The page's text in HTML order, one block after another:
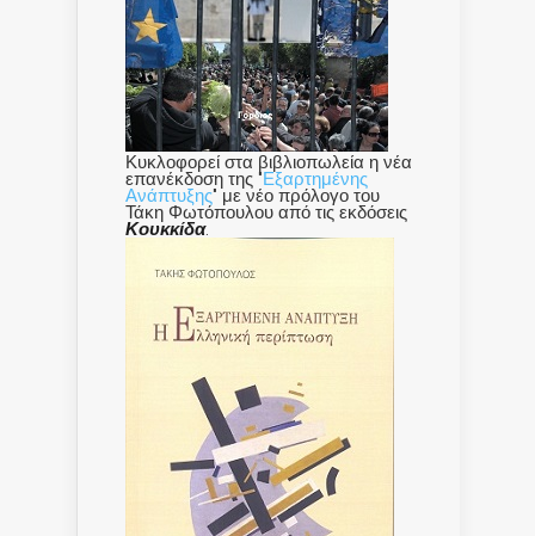
Κυκλοφορεί στα βιβλιοπωλεία η νέα
επανέκδοση της "Εξαρτημένης
Ανάπτυξης" με νέο πρόλογο του
Τάκη Φωτόπουλου από τις εκδόσεις
Κουκκίδα.